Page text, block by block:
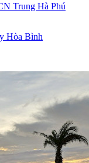
Trung Hà Phú
Hòa Bình